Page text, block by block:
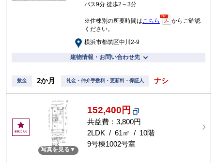
バス9分 徒歩2～3分
※住棟別の所要時間は こちら
からご確認
ください。
横浜市都筑区中川2-9
建物情報・お問い合わせ先
敷金 2か月 礼金・仲介手数料・更新料・保証人 ナシ
お
気
写真を見る
152,400円
共益費：3,800円
2LDK / 61㎡ / 10階
9号棟1002号室